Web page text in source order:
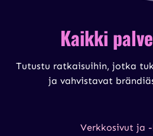
Kaikki
Tutustu ratkaisuihin, jotka
ja vahvistavat
Verkkosivut ja